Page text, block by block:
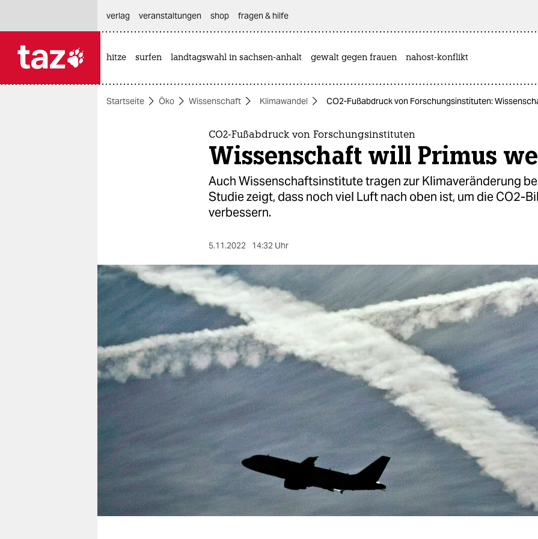
themen
berlin
nord
wahrheit
verlag
verlag
veranstaltungen
shop
fragen & hilfe
unterstützen
abo
genossenschaft
verlag
veranstaltungen shop fragen & hilfe
hitze surfen landtagswahl in sachsen-anhalt gewalt gegen frauen nahost-konflikt
Startseite Öko Wissenschaft Klimawandel CO2-Fußabdruck von Forschungsinstituten:
CO2-Fußabdruck von Forschungsinstituten
Wissenschaft will Primus
Auch Wissenschaftsinstitute tragen zur Klimaveränderung
Studie zeigt, dass noch viel Luft nach oben ist, um die CO2-
verbessern.
5.11.2022 14:32 Uhr